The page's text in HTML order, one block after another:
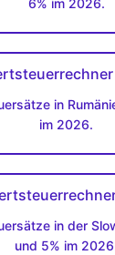
6% im 2026.
in
im 2026.
in der
und 5% im